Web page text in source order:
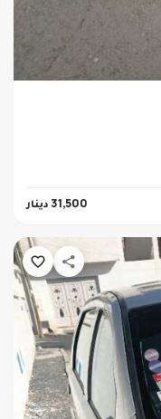
31,500 دينار